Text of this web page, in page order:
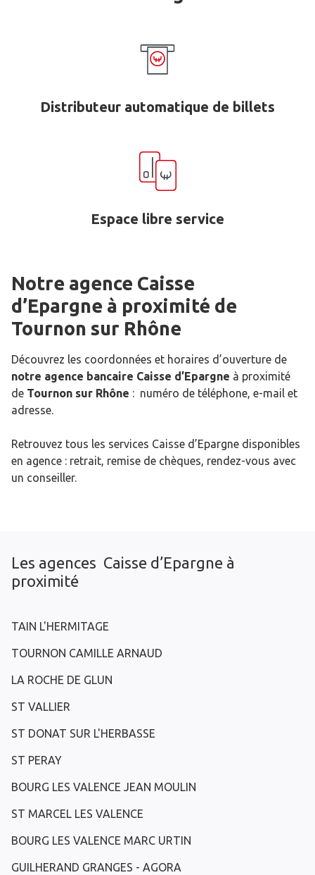
Distributeur automatique de billets
Espace libre service
Notre agence Caisse
d’Epargne à proximité de
Tournon sur Rhône
Découvrez les coordonnées et horaires d’ouverture de
notre agence bancaire Caisse d’Epargne à proximité
de Tournon sur Rhône : numéro de téléphone, e-mail et
adresse.
Retrouvez tous les services Caisse d’Epargne disponibles
en agence : retrait, remise de chèques, rendez-vous avec
un conseiller.
Les agences Caisse d’Epargne à
proximité
TAIN L'HERMITAGE
TOURNON CAMILLE ARNAUD
LA ROCHE DE GLUN
ST VALLIER
ST DONAT SUR L'HERBASSE
ST PERAY
BOURG LES VALENCE JEAN MOULIN
ST MARCEL LES VALENCE
BOURG LES VALENCE MARC URTIN
GUILHERAND GRANGES - AGORA